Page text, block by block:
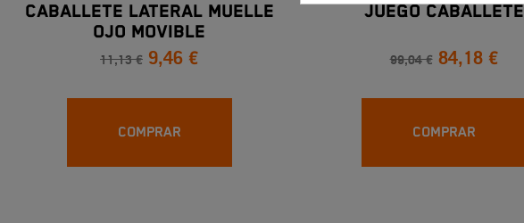
CABALLETE LATERAL MUELLE
OJO MOVIBLE
11,13 € 9,46 €
COMPRAR
JUEGO CABALLETE
99,04 € 84,18 €
COMPRAR